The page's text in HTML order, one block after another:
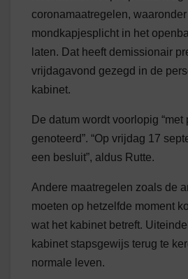
coronamaatregelen, waaronder
mondkapjesplicht in het
laten. Dat heeft demissionair
vrijdagavond gezegd in de
kabinet.
De datum wordt voorlopig “met
genoteerd”. “Op vrijdag 17
een besluit”, aldus Rutte.
Andere maatregelen zoals de
moeten op hetzelfde moment
wat het kabinet betreft.
kabinet stapsgewijs terug te
normale leven.